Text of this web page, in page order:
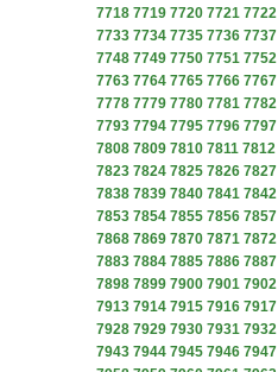
7718 7719 7720 7721 7722
7733 7734 7735 7736 7737
7748 7749 7750 7751 7752
7763 7764 7765 7766 7767
7778 7779 7780 7781 7782
7793 7794 7795 7796 7797
7808 7809 7810 7811 7812
7823 7824 7825 7826 7827
7838 7839 7840 7841 7842
7853 7854 7855 7856 7857
7868 7869 7870 7871 7872
7883 7884 7885 7886 7887
7898 7899 7900 7901 7902
7913 7914 7915 7916 7917
7928 7929 7930 7931 7932
7943 7944 7945 7946 7947